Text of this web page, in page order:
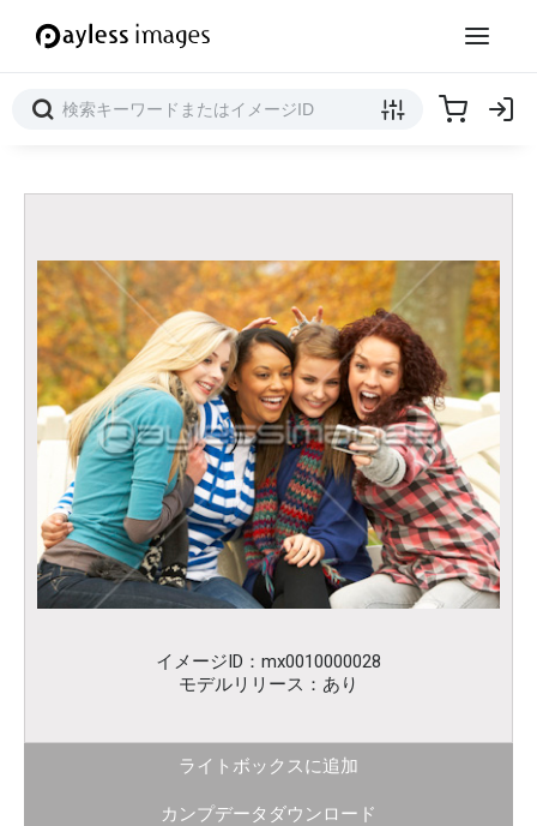
イメージID：mx0010000028
モデルリリース：あり
ライトボックスに追加
カンプデータダウンロード